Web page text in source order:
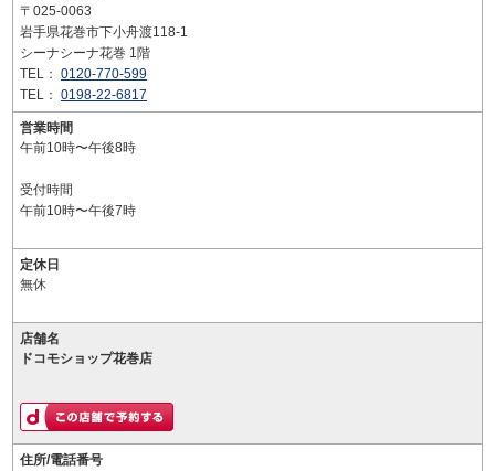
〒025-0063
岩手県花巻市下小舟渡118-1
シーナシーナ花巻 1階
TEL： 0120-770-599
TEL： 0198-22-6817
営業時間
午前10時〜午後8時
受付時間
午前10時〜午後7時
定休日
無休
店舗名
ドコモショップ花巻店
住所/電話番号